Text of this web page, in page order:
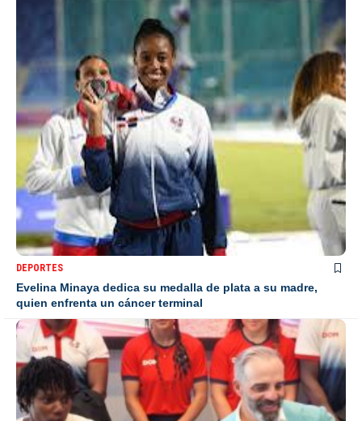
DEPORTES
Evelina Minaya dedica su medalla de plata a su madre,
quien enfrenta un cáncer terminal